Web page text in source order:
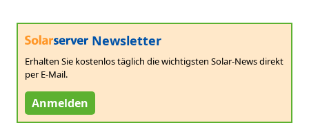
Newsletter
Erhalten Sie kostenlos täglich die wichtigsten Solar-News direkt
per E-Mail.
Anmelden